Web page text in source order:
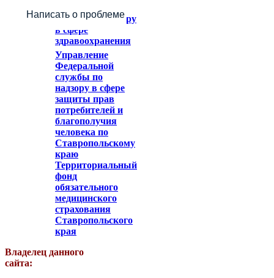
Написать о проблеме
Федеральное
служба по надзору
в сфере
здравоохранения
Управление
Федеральной
службы по
надзору в сфере
защиты прав
потребителей и
благополучия
человека по
Ставропольскому
краю
Территориальный
фонд
обязательного
медицинского
страхования
Ставропольского
края
Владелец данного
сайта: